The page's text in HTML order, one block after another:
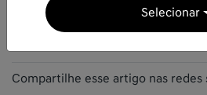
Nissan e faça um test drive no
amado pelo público.
Compartilhe esse artigo nas redes
Selecionar